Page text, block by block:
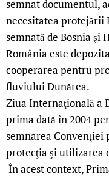
semnat documentul,
necesitatea protejării
semnată de Bosnia şi
România este
cooperarea pentru
fluviului Dunărea.
Ziua Internaţională a
prima dată în 2004
semnarea
protecţia şi utilizarea
În acest context,